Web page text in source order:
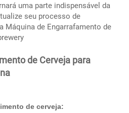
uma parte indispensável da
seu processo de
Máquina de Engarrafamento de
de Cerveja para
de cerveja: